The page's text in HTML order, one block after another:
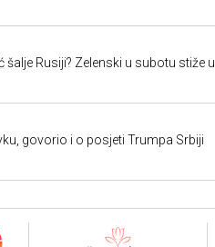
šalje Rusiji? Zelenski u subotu stiže u
govorio i o posjeti Trumpa Srbiji